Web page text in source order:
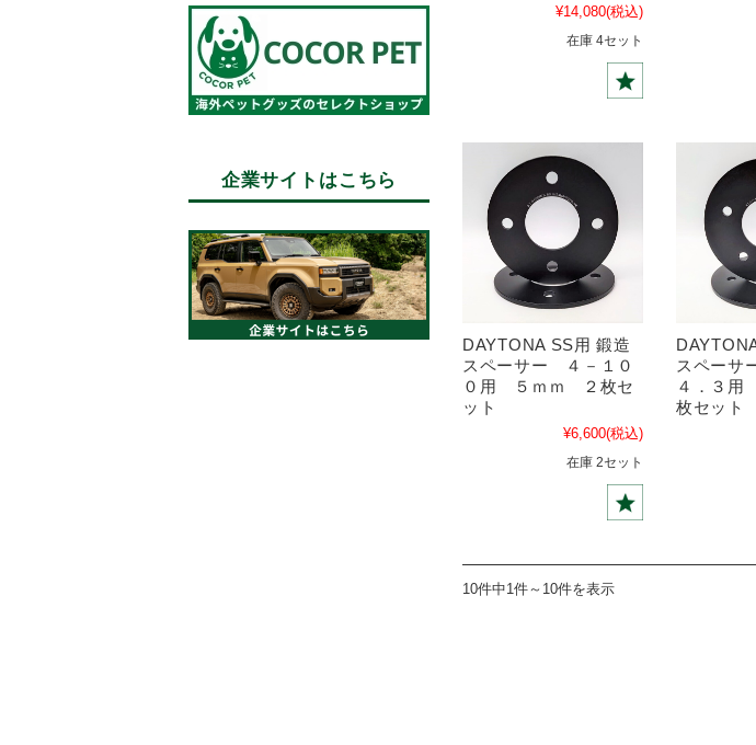
¥14,080(税込)
在庫 4セット
DAYTONA SS用 鍛造
スペーサー ４－１０
０用 ５ｍｍ ２枚セ
ット
¥6,600(税込)
在庫 2セット
スペーサ
４．３
枚セット
10件中1件～10件を表示
企業サイトはこちら